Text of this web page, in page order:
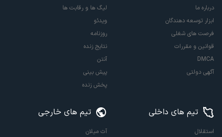
درباره ما
ابزار توسعه دهندگان
فرصت های شغلی
قوانین و مقررات
DMCA
آگهی دولتی
لیگ ها و رقابت ها
ویدئو
روزنامه
نتایج زنده
آنتن
پیش بینی
پخش زنده
تیم های داخلی
استقلال
تیم های خارجی
آث میلان